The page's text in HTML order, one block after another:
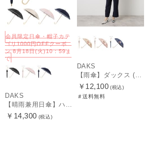
会員限定日傘・帽子カテ
ゴリ1000円OFFクーポ
ン 8月18日(火)10：59ま
で
DAKS
【晴雨兼用日傘】ハウスチェック×オーガンジーレース 遮光率99.99％以上 UV99%以上 軽量 日本製
￥14,300 (税込)
DAKS
【雨傘】ダックス (DAKS) ダックスベア サテン
￥12,100 (税込)
＃送料無料